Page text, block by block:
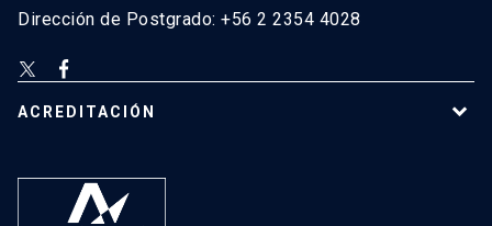
Dirección de Postgrado: +56 2 2354 4028
ACREDITACIÓN